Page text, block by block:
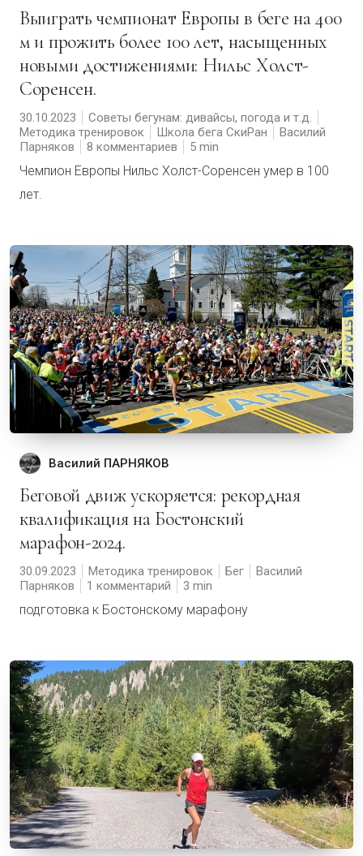
Выиграть чемпионат Европы в беге на 400
м и прожить более 100 лет, насыщенных
новыми достижениями: Нильс Холст-
Соренсен.
30.10.2023
Советы бегунам: дивайсы, погода и т.д.
Методика тренировок
Школа бега СкиРан
Василий
Парняков
8 комментариев 5
Чемпион Европы Нильс Холст-Соренсен умер в 100
лет.
Василий ПАРНЯКОВ
Беговой движ ускоряется: рекордная
квалификация на Бостонский
марафон-2024.
30.09.2023 Методика тренировок Бег
Василий
Парняков
1 комментарий 3
подготовка к Бостонскому марафону